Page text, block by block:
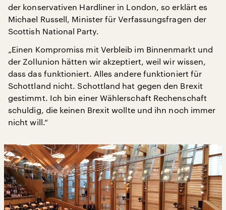
der konservativen Hardliner in London, so erklärt es
Michael Russell, Minister für Verfassungsfragen der
Scottish National Party.
„Einen Kompromiss mit Verbleib im Binnenmarkt und
der Zollunion hätten wir akzeptiert, weil wir wissen,
dass das funktioniert. Alles andere funktioniert für
Schottland nicht. Schottland hat gegen den Brexit
gestimmt. Ich bin einer Wählerschaft Rechenschaft
schuldig, die keinen Brexit wollte und ihn noch immer
nicht will.“